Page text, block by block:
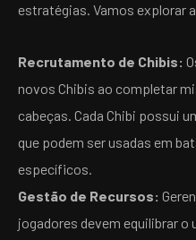
estratégias. Vamos explorar
Recrutamento de Chibis:
novos Chibis ao completar
cabeças. Cada Chibi possui
que podem ser usadas em
específicos.
Gestão de Recursos:
jogadores devem equilibrar o